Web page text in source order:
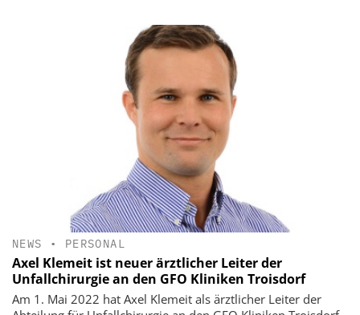
NEWS • PERSONAL
Axel Klemeit ist neuer ärztlicher Leiter der
Unfallchirurgie an den GFO Kliniken Troisdorf
Am 1. Mai 2022 hat Axel Klemeit als ärztlicher Leiter der